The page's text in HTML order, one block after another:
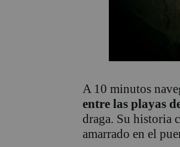
A 10 minutos
entre las playas
draga. Su historia
amarrado en el